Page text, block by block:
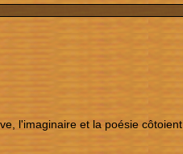
l'imaginaire et la poésie côtoient